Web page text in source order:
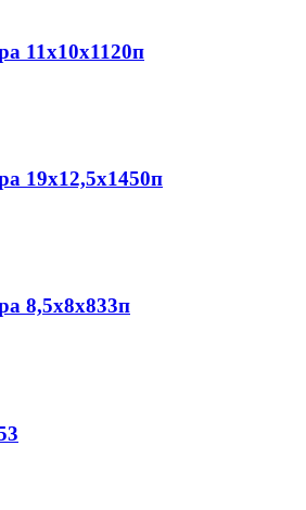
11х10х1120п
19х12,5х1450п
8,5х8х833п